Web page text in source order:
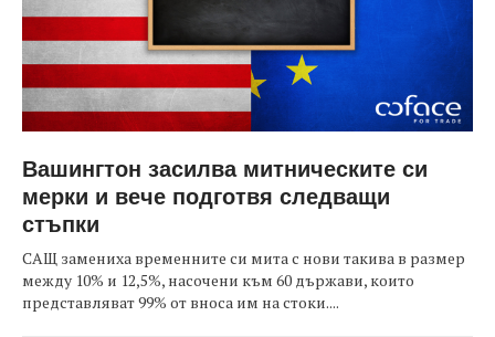
Вашингтон засилва митническите си
мерки и вече подготвя следващи
стъпки
САЩ замениха временните си мита с нови такива в размер
между 10% и 12,5%, насочени към 60 държави, които
представляват 99% от вноса им на стоки....